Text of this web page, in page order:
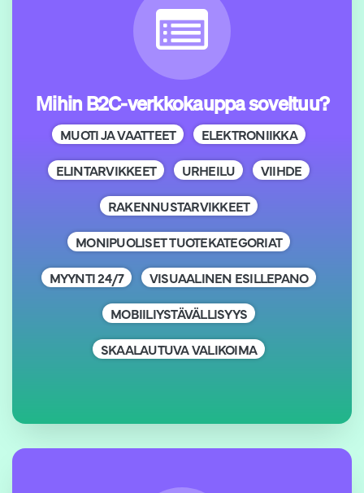
Mihin B2C-verkkokauppa soveltuu?
MUOTI JA VAATTEET
ELEKTRONIIKKA
ELINTARVIKKEET
URHEILU
VIIHDE
RAKENNUSTARVIKKEET
MONIPUOLISET TUOTEKATEGORIAT
MYYNTI 24/7
VISUAALINEN ESILLEPANO
MOBIILIYSTÄVÄLLISYYS
SKAALAUTUVA VALIKOIMA